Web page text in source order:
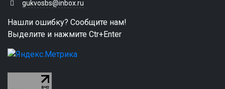
gukvosbs@inbox.ru
Нашли ошибку? Сообщите нам!
Выделите и нажмите Ctr+Enter